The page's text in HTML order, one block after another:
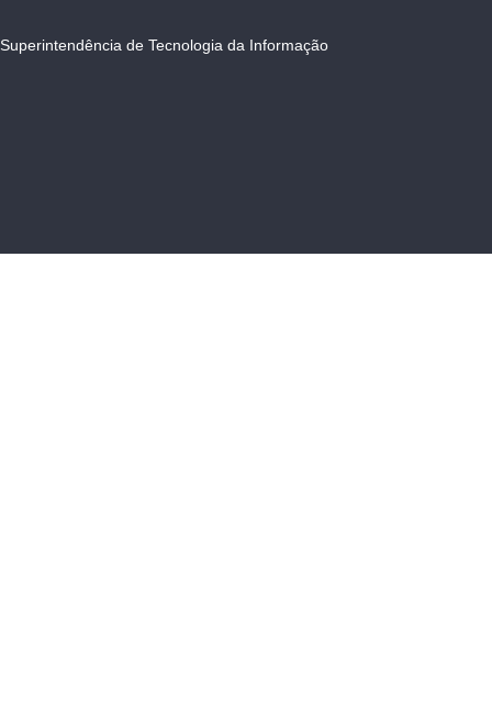
Superintendência de Tecnologia da Informação